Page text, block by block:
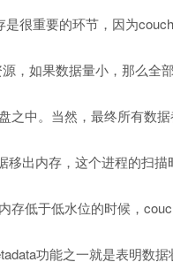
很重要的环节，因为
，如果数据量小，那么全
中。当然，最终所有数
出内存，这个进程的扫
低于低水位的时候，
功能之一就是表明数